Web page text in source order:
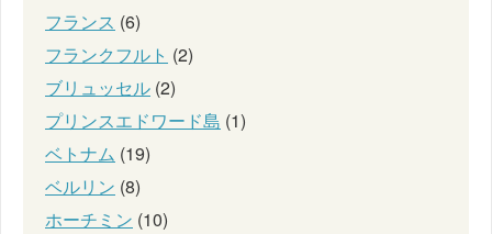
フランス (6)
フランクフルト (2)
ブリュッセル (2)
プリンスエドワード島 (1)
ベトナム (19)
ベルリン (8)
ホーチミン (10)